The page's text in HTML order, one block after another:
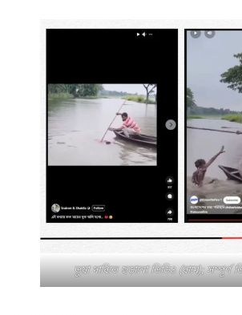
ভুয়া দাবিতে ছড়ানো ভিডিও (বামে); সম্পূর্ণ